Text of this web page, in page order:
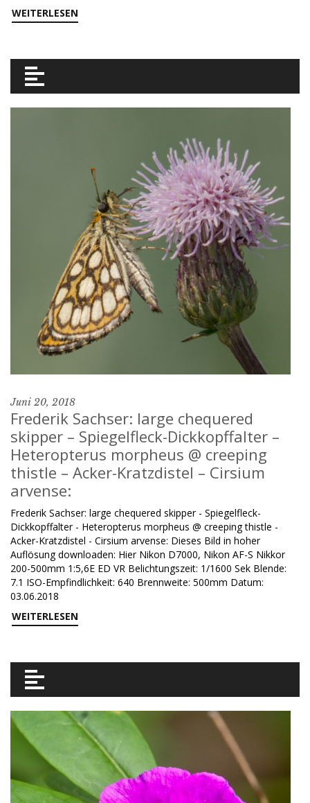
WEITERLESEN
Juni 20, 2018
Frederik Sachser: large chequered
skipper – Spiegelfleck-Dickkopffalter –
Heteropterus morpheus @ creeping
thistle – Acker-Kratzdistel – Cirsium
arvense:
Frederik Sachser: large chequered skipper - Spiegelfleck-
Dickkopffalter - Heteropterus morpheus @ creeping thistle -
Acker-Kratzdistel - Cirsium arvense: Dieses Bild in hoher
Auflösung downloaden: Hier Nikon D7000, Nikon AF-S Nikkor
200-500mm 1:5,6E ED VR Belichtungszeit: 1/1600 Sek Blende:
7.1 ISO-Empfindlichkeit: 640 Brennweite: 500mm Datum:
03.06.2018
WEITERLESEN